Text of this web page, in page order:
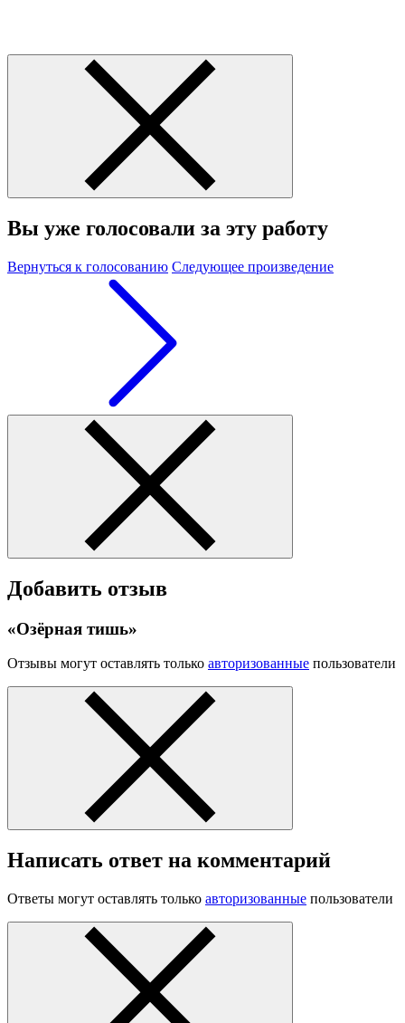
Вы уже голосовали за эту работу
Вернуться к голосованию Следующее произведение
Добавить отзыв
«Озёрная тишь»
Отзывы могут оставлять только авторизованные пользователи
Написать ответ на комментарий
Ответы могут оставлять только авторизованные пользователи